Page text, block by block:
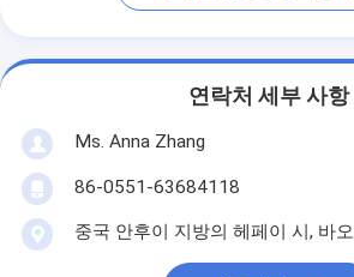
연락처 세부 사항
Ms. Anna Zhang
86-0551-63684118
중국 안후이 지방의 헤페이 시, 바